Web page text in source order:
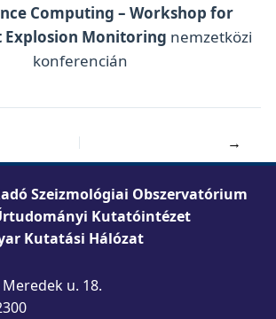
Computing – Workshop for
Explosion Monitoring nemzetközi
konferencián
→
Szeizmológiai Obszervatórium
Kutatóintézet
Kutatási Hálózat
u. 18.